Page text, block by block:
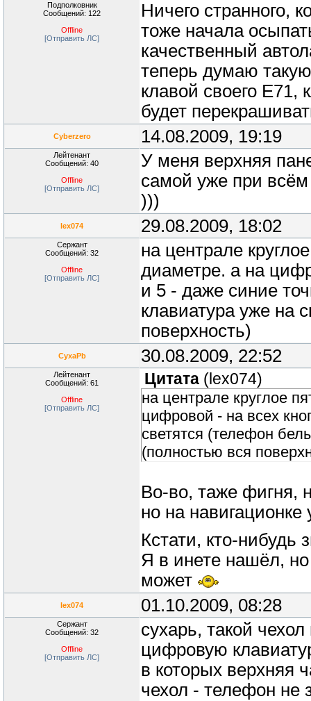
Подполковник
Сообщений: 122
Offline
[Отправить ЛС]
Ничего странного,
тоже начала
качественный
теперь думаю
клавой своего Е71,
будет
Cyberzero 14.08.2009, 19:19
Лейтенант
Сообщений: 40
Offline
[Отправить ЛС]
У меня верхняя
самой уже при
)))
lex074 29.08.2009, 18:02
Сержант
Сообщений: 32
Offline
[Отправить ЛС]
на централе
диаметре. а на
и 5 - даже синие
клавиатура уже на
поверхность)
CyxaPb 30.08.2009, 22:52
Лейтенант
Сообщений: 61
Offline
[Отправить ЛС]
Цитата ( lex074)
на централе круглое
цифровой - на всех
светятся (телефон
(полностью вся
Во-во, таже фигня,
но на
Кстати, кто-нибудь
Я в инете нашёл, но
может
lex074 01.10.2009, 08:28
Сержант
Сообщений: 32
Offline
[Отправить ЛС]
сухарь, такой
цифровую
в которых верхняя
чехол - телефон не